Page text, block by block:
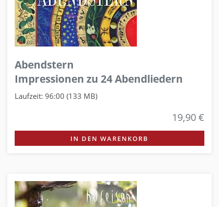
Abendstern
Impressionen zu 24 Abendliedern
Laufzeit: 96:00 (133 MB)
19,90 €
IN DEN WARENKORB